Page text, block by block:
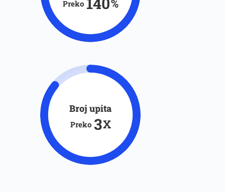
Preko %
Broj upita
Preko 3X